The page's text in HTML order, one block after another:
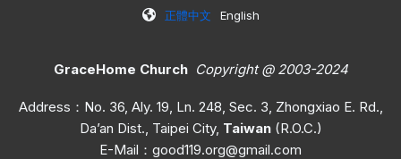
正體中文 English
GraceHome Church Copyright @ 2003-2024
Address：No. 36, Aly. 19, Ln. 248, Sec. 3, Zhongxiao E. Rd.,
Da’an Dist., Taipei City, Taiwan (R.O.C.)
E-Mail： good119.org@gmail.com